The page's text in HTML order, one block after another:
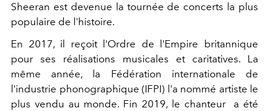
Sheeran est devenue la tournée de concerts la plus
populaire de l'histoire.
En 2017, il reçoit l'Ordre de l'Empire britannique
pour ses réalisations musicales et caritatives. La
même année, la Fédération internationale de
l'industrie phonographique (IFPI) l'a nommé artiste le
plus vendu au monde. Fin 2019, le chanteur a été